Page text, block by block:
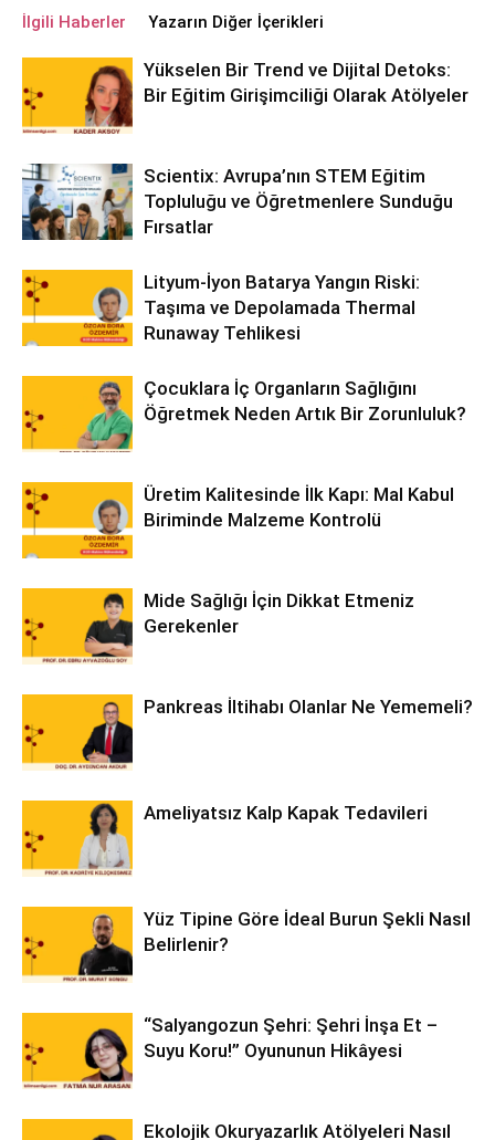
İlgili Haberler Yazarın Diğer İçerikleri
Yükselen Bir Trend ve Dijital Detoks:
Bir Eğitim Girişimciliği Olarak Atölyeler
Scientix: Avrupa’nın STEM Eğitim
Topluluğu ve Öğretmenlere Sunduğu
Fırsatlar
Lityum-İyon Batarya Yangın Riski:
Taşıma ve Depolamada Thermal
Runaway Tehlikesi
Çocuklara İç Organların Sağlığını
Öğretmek Neden Artık Bir Zorunluluk?
Üretim Kalitesinde İlk Kapı: Mal Kabul
Biriminde Malzeme Kontrolü
Mide Sağlığı İçin Dikkat Etmeniz
Gerekenler
Pankreas İltihabı Olanlar Ne Yememeli?
Ameliyatsız Kalp Kapak Tedavileri
Yüz Tipine Göre İdeal Burun Şekli Nasıl
Belirlenir?
“Salyangozun Şehri: Şehri İnşa Et –
Suyu Koru!” Oyununun Hikâyesi
Ekolojik Okuryazarlık Atölyeleri Nasıl